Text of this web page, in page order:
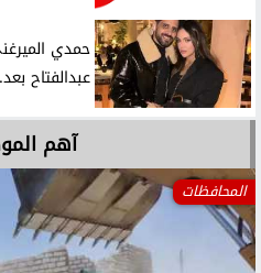
حمدي
عبدالفتاح
آهم
المحافظات